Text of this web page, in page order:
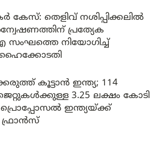
കേസ്: തെളിവ് നശിപ്പിക്കലിൽ
പ്രത്യേക
സംഘത്തെ നിയോഗിച്ച്
ഹൈക്കോടതി
കൂട്ടാൻ ഇന്ത്യ; 114
3.25 ലക്ഷം കോടി
ഇന്ത്യയ്ക്ക്
ഫ്രാൻസ്